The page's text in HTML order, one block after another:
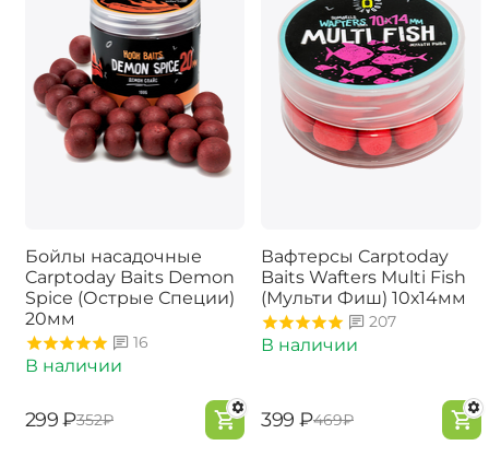
Бойлы насадочные
Carptoday Baits Demon
Spice (Острые Специи)
20мм
16
В наличии
‍299‍ ₽‍352‍₽
Вафтерсы Carptoday
Baits Wafters Multi Fish
(Мульти Фиш) 10х14мм
207
В наличии
‍399‍ ₽‍469‍₽